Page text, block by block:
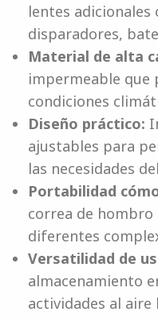
lentes adicionales
disparadores,
Material de alta
impermeable que
condiciones
Diseño práctico:
ajustables para
las necesidades
Portabilidad
correa de hombro
diferentes
Versatilidad de
almacenamiento
actividades al aire